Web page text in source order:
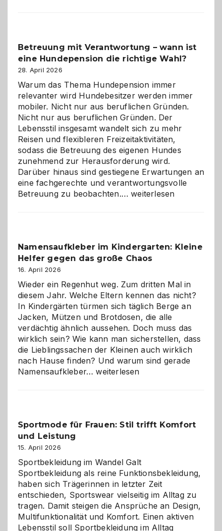
Betreuung mit Verantwortung – wann ist
eine Hundepension die richtige Wahl?
28. April 2026
Warum das Thema Hundepension immer
relevanter wird Hundebesitzer werden immer
mobiler. Nicht nur aus beruflichen Gründen.
Nicht nur aus beruflichen Gründen. Der
Lebensstil insgesamt wandelt sich zu mehr
Reisen und flexibleren Freizeitaktivitäten,
sodass die Betreuung des eigenen Hundes
zunehmend zur Herausforderung wird.
Darüber hinaus sind gestiegene Erwartungen an
eine fachgerechte und verantwortungsvolle
Betreuung zu beobachten.…Betreuung
ist
eine
die
richtige
Wahl?
weiterlesen
Namensaufkleber im Kindergarten: Kleine
Helfer gegen das große Chaos
16. April 2026
Wieder ein Regenhut weg. Zum dritten Mal in
diesem Jahr. Welche Eltern kennen das nicht?
In Kindergärten türmen sich täglich Berge an
Jacken, Mützen und Brotdosen, die alle
verdächtig ähnlich aussehen. Doch muss das
wirklich sein? Wie kann man sicherstellen, dass
die Lieblingssachen der Kleinen auch wirklich
nach Hause finden? Und warum sind gerade
Namensaufkleber…Namensaufkleber
gegen
Chaos
weiterlesen
Sportmode für Frauen: Stil trifft Komfort
und Leistung
15. April 2026
Sportbekleidung im Wandel Galt
Sportbekleidung als reine Funktionsbekleidung,
haben sich Trägerinnen in letzter Zeit
entschieden, Sportswear vielseitig im Alltag zu
tragen. Damit steigen die Ansprüche an Design,
Multifunktionalität und Komfort. Einen aktiven
Lebensstil soll Sportbekleidung im Alltag